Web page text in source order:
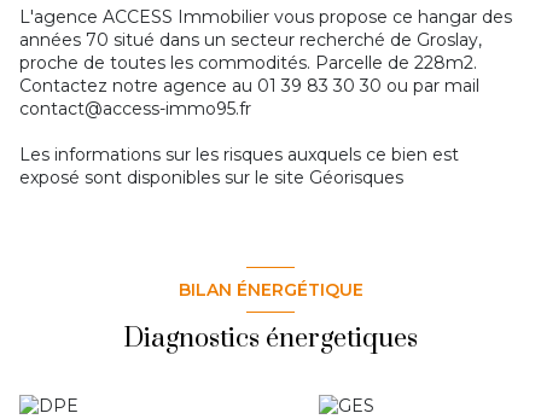
L'agence ACCESS Immobilier vous propose ce hangar des
années 70 situé dans un secteur recherché de Groslay,
proche de toutes les commodités. Parcelle de 228m2.
Contactez notre agence au 01 39 83 30 30 ou par mail
contact@access-immo95.fr
Les informations sur les risques auxquels ce bien est
exposé sont disponibles sur le site Géorisques
BILAN ÉNERGÉTIQUE
Diagnostics énergetiques